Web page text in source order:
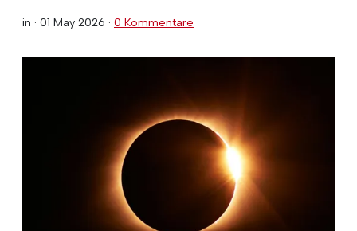
in · 01 May 2026 · 0 Kommentare